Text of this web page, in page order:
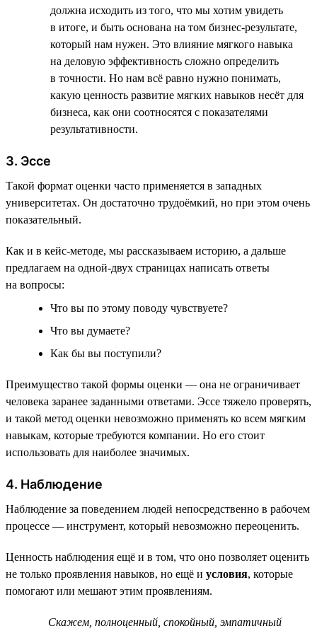
должна исходить из того, что мы хотим увидеть
в итоге, и быть основана на том бизнес-результате,
который нам нужен. Это влияние мягкого навыка
на деловую эффективность сложно определить
в точности. Но нам всё равно нужно понимать,
какую ценность развитие мягких навыков несёт для
бизнеса, как они соотносятся с показателями
результативности.
3. Эссе
Такой формат оценки часто применяется в западных
университетах. Он достаточно трудоёмкий, но при этом очень
показательный.
Как и в кейс-методе, мы рассказываем историю, а дальше
предлагаем на одной-двух страницах написать ответы
на вопросы:
Что вы по этому поводу чувствуете?
Что вы думаете?
Как бы вы поступили?
Преимущество такой формы оценки — она не ограничивает
человека заранее заданными ответами. Эссе тяжело проверять,
и такой метод оценки невозможно применять ко всем мягким
навыкам, которые требуются компании. Но его стоит
использовать для наиболее значимых.
4. Наблюдение
Наблюдение за поведением людей непосредственно в рабочем
процессе — инструмент, который невозможно переоценить.
Ценность наблюдения ещё и в том, что оно позволяет оценить
не только проявления навыков, но ещё и условия, которые
помогают или мешают этим проявлениям.
Скажем, полноценный, спокойный, эмпатичный